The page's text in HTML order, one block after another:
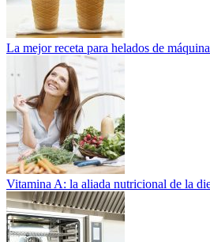
La mejor receta para helados de
Vitamina A: la aliada nutricional de la